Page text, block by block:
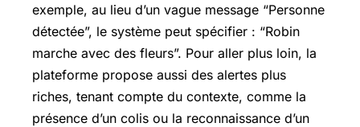
exemple, au lieu d’un vague message “Personne
détectée”, le système peut spécifier : “Robin
marche avec des fleurs”. Pour aller plus loin, la
plateforme propose aussi des alertes plus
riches, tenant compte du contexte, comme la
présence d’un colis ou la reconnaissance d’un